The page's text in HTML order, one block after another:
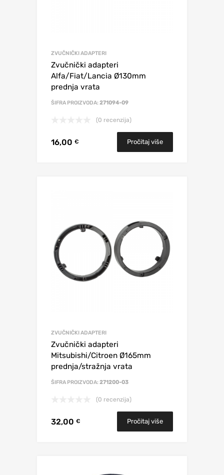
ZVUČNIČKI ADAPTERI
Zvučnički adapteri
Alfa/Fiat/Lancia Ø130mm
prednja vrata
ŠIFRA PROIZVODA: 271094-09
(0 recenzija)
16,00 € Pročitaj više
ZVUČNIČKI ADAPTERI
Zvučnički adapteri
Mitsubishi/Citroen Ø165mm
prednja/stražnja vrata
ŠIFRA PROIZVODA: 271200-03
(0 recenzija)
32,00 € Pročitaj više